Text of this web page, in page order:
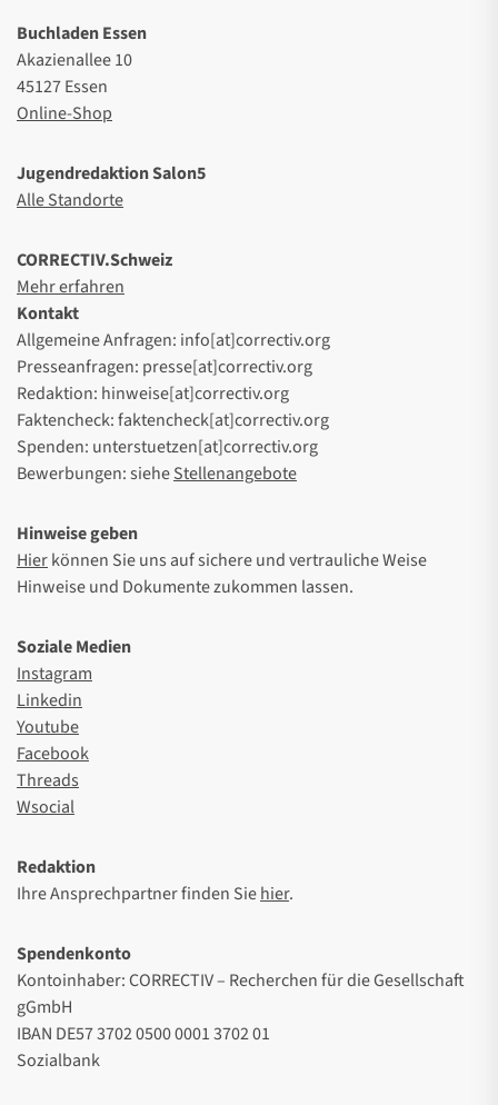
Buchladen Essen
Akazienallee 10
45127 Essen
Online-Shop
Jugendredaktion Salon5
Alle Standorte
CORRECTIV.Schweiz
Mehr erfahren
Kontakt
Allgemeine Anfragen: info[at]correctiv.org
Presseanfragen: presse[at]correctiv.org
Redaktion: hinweise[at]correctiv.org
Faktencheck: faktencheck[at]correctiv.org
Spenden: unterstuetzen[at]correctiv.org
Bewerbungen: sieheStellenangebote
Hinweise geben
Hierkönnen Sie uns auf sichere und vertrauliche Weise
Hinweise und Dokumente zukommen lassen.
Soziale Medien
Instagram
Linkedin
Youtube
Facebook
Threads
Wsocial
Redaktion
Ihre Ansprechpartner finden Siehier.
Spendenkonto
Kontoinhaber: CORRECTIV – Recherchen für die Gesellschaft
gGmbH
IBAN DE57 3702 0500 0001 3702 01
Sozialbank